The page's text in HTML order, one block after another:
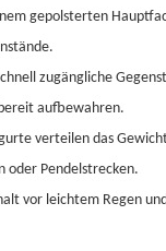
gepolsterten
zugängliche
aufbewahren.
verteilen das
oder Pendelstrecken.
vor leichtem Regen